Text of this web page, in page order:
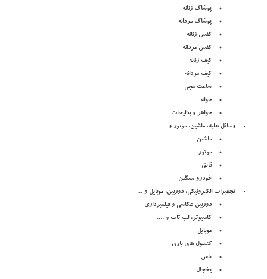
پوشاک زنانه
پوشاک مردانه
کفش زنانه
کفش مردانه
کیف زنانه
کیف مردانه
ساعت مچی
حوله
جواهر و بدلیجات
وسائل نقلیه، ماشین، موتور و ....
ماشین
موتور
قایق
خودرو سنگین
تجهیزات الکترونیکی، دوربین، موبایل و ...
دوربین عکاسی و فیلمبرداری
کامپیوتر، لب تاپ و ....
موبایل
کنسول های بازی
تلفن
یخچال